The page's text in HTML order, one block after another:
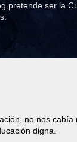
pretende ser la
no nos cabía
digna.